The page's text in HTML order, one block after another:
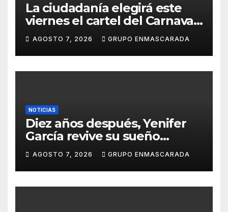
La ciudadanía elegirá este
viernes el cartel del Carnaval
de Las Palmas de Gran
Canaria 2027 en una gala
retransmitida por Televisión
Canaria
AGOSTO 7, 2026 GRUPO ENMASCARADA
NOTICIAS
Diez años después, Yenifer
García revive su sueño
carnavalero en el vídeo de
presentación de San Juan de
la Rambla para el Grand Prix
AGOSTO 7, 2026 GRUPO ENMASCARADA